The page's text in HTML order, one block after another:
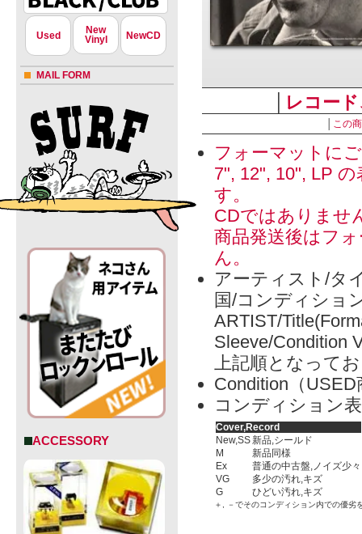
Used
New
Vinyl
NewCD
MAIL FORM
ACCESSORY
レコー
この
フォーマットに
7", 12", 10", LP
す。
CDではありませ
商品発送後はフ
ん。
アーティスト/タ
国/コンディショ
ARTIST/
Sleeve/Condition
上記順となって
Condition（
コンディション
Cover,Record
New,SS新品,シールド
M
新品同様
Ex
普通の中古盤,ノイズ少々
VG
多少の汚れ,キズ
G
ひどい汚れ,キズ
＋, －でそのコンディション内での優劣